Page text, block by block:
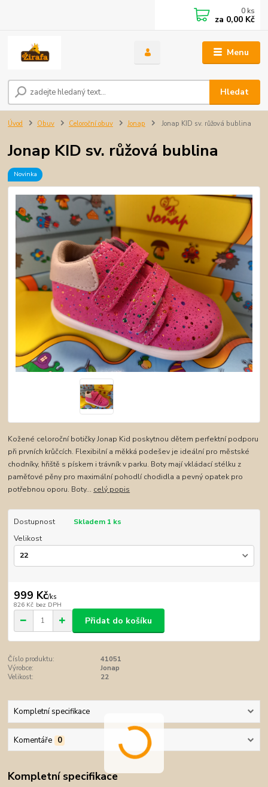
Menu
Hledat
0 ks
za 0,00 Kč
Úvod Obuv Celoroční obuv Jonap Jonap KID sv. růžová bublina
Jonap KID sv. růžová bublina
Novinka
Kožené celoroční botičky Jonap Kid poskytnou dětem perfektní podporu
při prvních krůčcích. Flexibilní a měkká podešev je ideální pro městské
chodníky, hřiště s pískem i trávník v parku. Boty mají vkládací stélku z
paměťové pěny pro maximální pohodlí chodidla a pevný opatek pro
potřebnou oporu. Boty... celý popis
Dostupnost
Skladem 1 ks
Velikost
999 Kč/ks
826 Kč bez DPH
Přidat do košíku
Číslo produktu:
41051
Výrobce:
Jonap
Velikost:
22
Kompletní specifikace
Komentáře 0
Kompletní specifikace